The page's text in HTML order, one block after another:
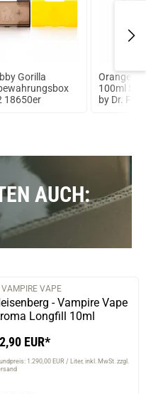
Gorilla
18650er
Orange
100ml
by Dr.
AUCH:
VAMPIRE VAPE
- Vampire Vape
Longfill 10ml
EUR*
1.290,00 EUR / Liter inkl. MwSt. zzgl.